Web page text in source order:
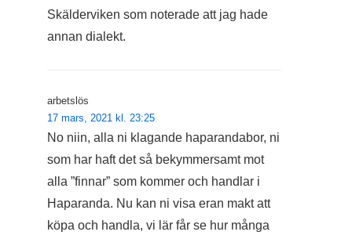
Skälderviken som noterade att jag hade
annan dialekt.
arbetslös
17 mars, 2021 kl. 23:25
No niin, alla ni klagande haparandabor, ni
som har haft det så bekymmersamt mot
alla ”finnar” som kommer och handlar i
Haparanda. Nu kan ni visa eran makt att
köpa och handla, vi lär får se hur många